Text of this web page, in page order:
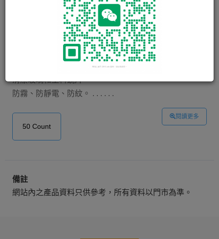
BAUSCH & LOMB Sight Savers
Pre-Moistened Lens Cleaning
清潔玻璃和塑料鏡片。
防霧、防靜電、防紋。 . . . . . .
閱讀更多
50 Count
備註
網站內之產品資料只供參考，所有資料以門市為準。